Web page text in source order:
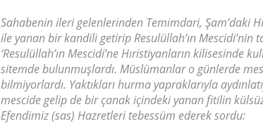
Sahabenin ileri gelenlerinden Temimdari, Şam’daki
ile yanan bir kandili getirip Resulüllah’ın Mescidi’nin
‘Resulüllah’ın Mescidi’ne Hıristiyanların kilisesinde
sitemde bulunmuşlardı. Müslümanlar o günlerde
bilmiyorlardı. Yaktıkları hurma yapraklarıyla
mescide gelip de bir çanak içindeki yanan fitilin külsüz
Efendimiz (sas) Hazretleri tebessüm ederek sordu: